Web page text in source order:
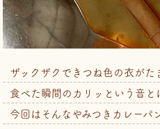
ザックザクできつね色の衣がた
食べた瞬間のカリッという音と
今回はそんなやみつきカレーパ